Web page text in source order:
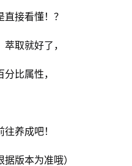
接看懂！？
取就好了，
比属性，
养成吧！
据版本为准哦）